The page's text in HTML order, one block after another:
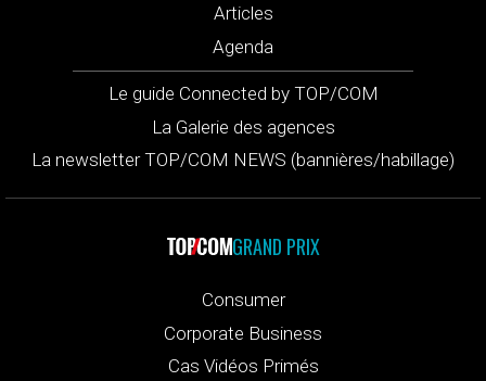
Articles
Agenda
Le guide Connected by TOP/COM
La Galerie des agences
La newsletter TOP/COM NEWS (bannières/habillage)
GRAND PRIX
Consumer
Corporate Business
Cas Vidéos Primés